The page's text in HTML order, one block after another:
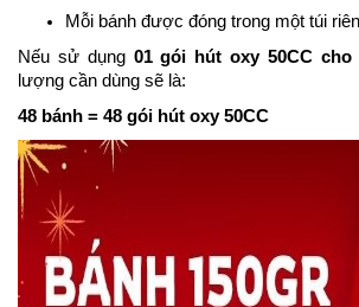
Mỗi bánh được đóng trong một túi
Nếu sử dụng 01 gói hút oxy 50CC cho
lượng cần dùng sẽ là:
48 bánh = 48 gói hút oxy 50CC